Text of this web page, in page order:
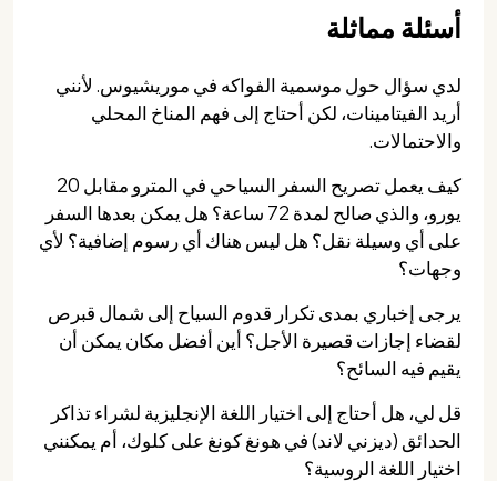
أسئلة مماثلة
لدي سؤال حول موسمية الفواكه في موريشيوس. لأنني
أريد الفيتامينات، لكن أحتاج إلى فهم المناخ المحلي
والاحتمالات.
كيف يعمل تصريح السفر السياحي في المترو مقابل 20
يورو، والذي صالح لمدة 72 ساعة؟ هل يمكن بعدها السفر
على أي وسيلة نقل؟ هل ليس هناك أي رسوم إضافية؟ لأي
وجهات؟
يرجى إخباري بمدى تكرار قدوم السياح إلى شمال قبرص
لقضاء إجازات قصيرة الأجل؟ أين أفضل مكان يمكن أن
يقيم فيه السائح؟
قل لي، هل أحتاج إلى اختيار اللغة الإنجليزية لشراء تذاكر
الحدائق (ديزني لاند) في هونغ كونغ على كلوك، أم يمكنني
اختيار اللغة الروسية؟